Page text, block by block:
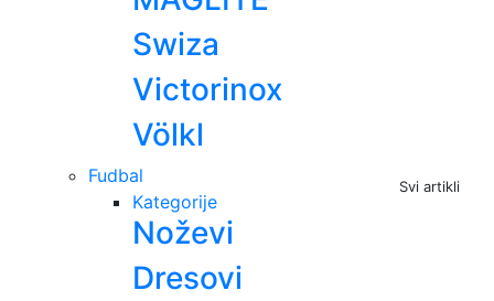
Swiza
Victorinox
Völkl
Svi artikli
Fudbal
Kategorije
Noževi
Dresovi